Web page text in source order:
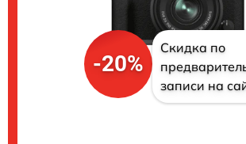
-20%
Скидка по
записи на